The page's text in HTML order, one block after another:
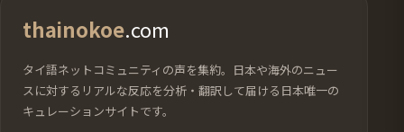
thainokoe.com
タイ語ネットコミュニティの声を集約。日本や海外のニュー
スに対するリアルな反応を分析・翻訳して届ける日本唯一の
キュレーションサイトです。